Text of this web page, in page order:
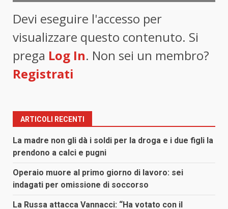
Devi eseguire l'accesso per
visualizzare questo contenuto. Si
prega Log In. Non sei un membro?
Registrati
ARTICOLI RECENTI
La madre non gli dà i soldi per la droga e i due figli la
prendono a calci e pugni
Operaio muore al primo giorno di lavoro: sei
indagati per omissione di soccorso
La Russa attacca Vannacci: “Ha votato con il